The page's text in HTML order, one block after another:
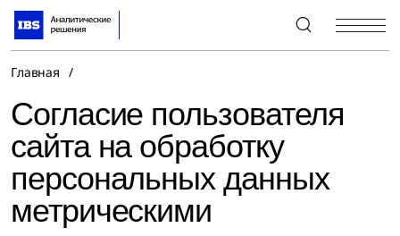
+7 (495) 967-80-80
Главная /
Согласие пользователя
сайта на обработку
персональных данных
метрическими